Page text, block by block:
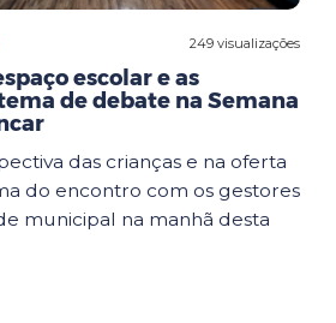
249 visualizações
escolar e as
de debate na Semana
das crianças e na oferta
do encontro com os gestores
municipal na manhã desta